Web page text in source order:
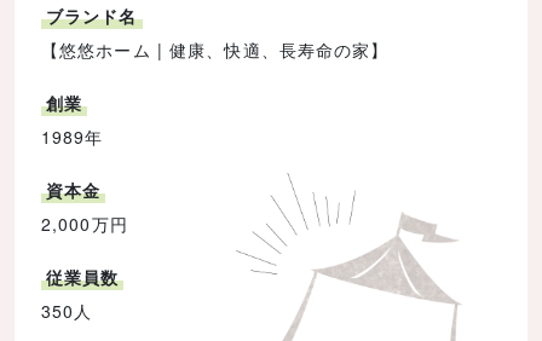
ブランド名
【悠悠ホーム | 健康、快適、長寿命の家】
創業
1989年
資本金
2,000万円
従業員数
350人